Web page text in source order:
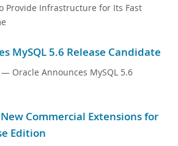
セミナー
Provide Infrastructure for Its Fast
MySQL 5.6 Release Candidate
— Oracle Announces MySQL 5.6
Commercial Extensions for
Edition